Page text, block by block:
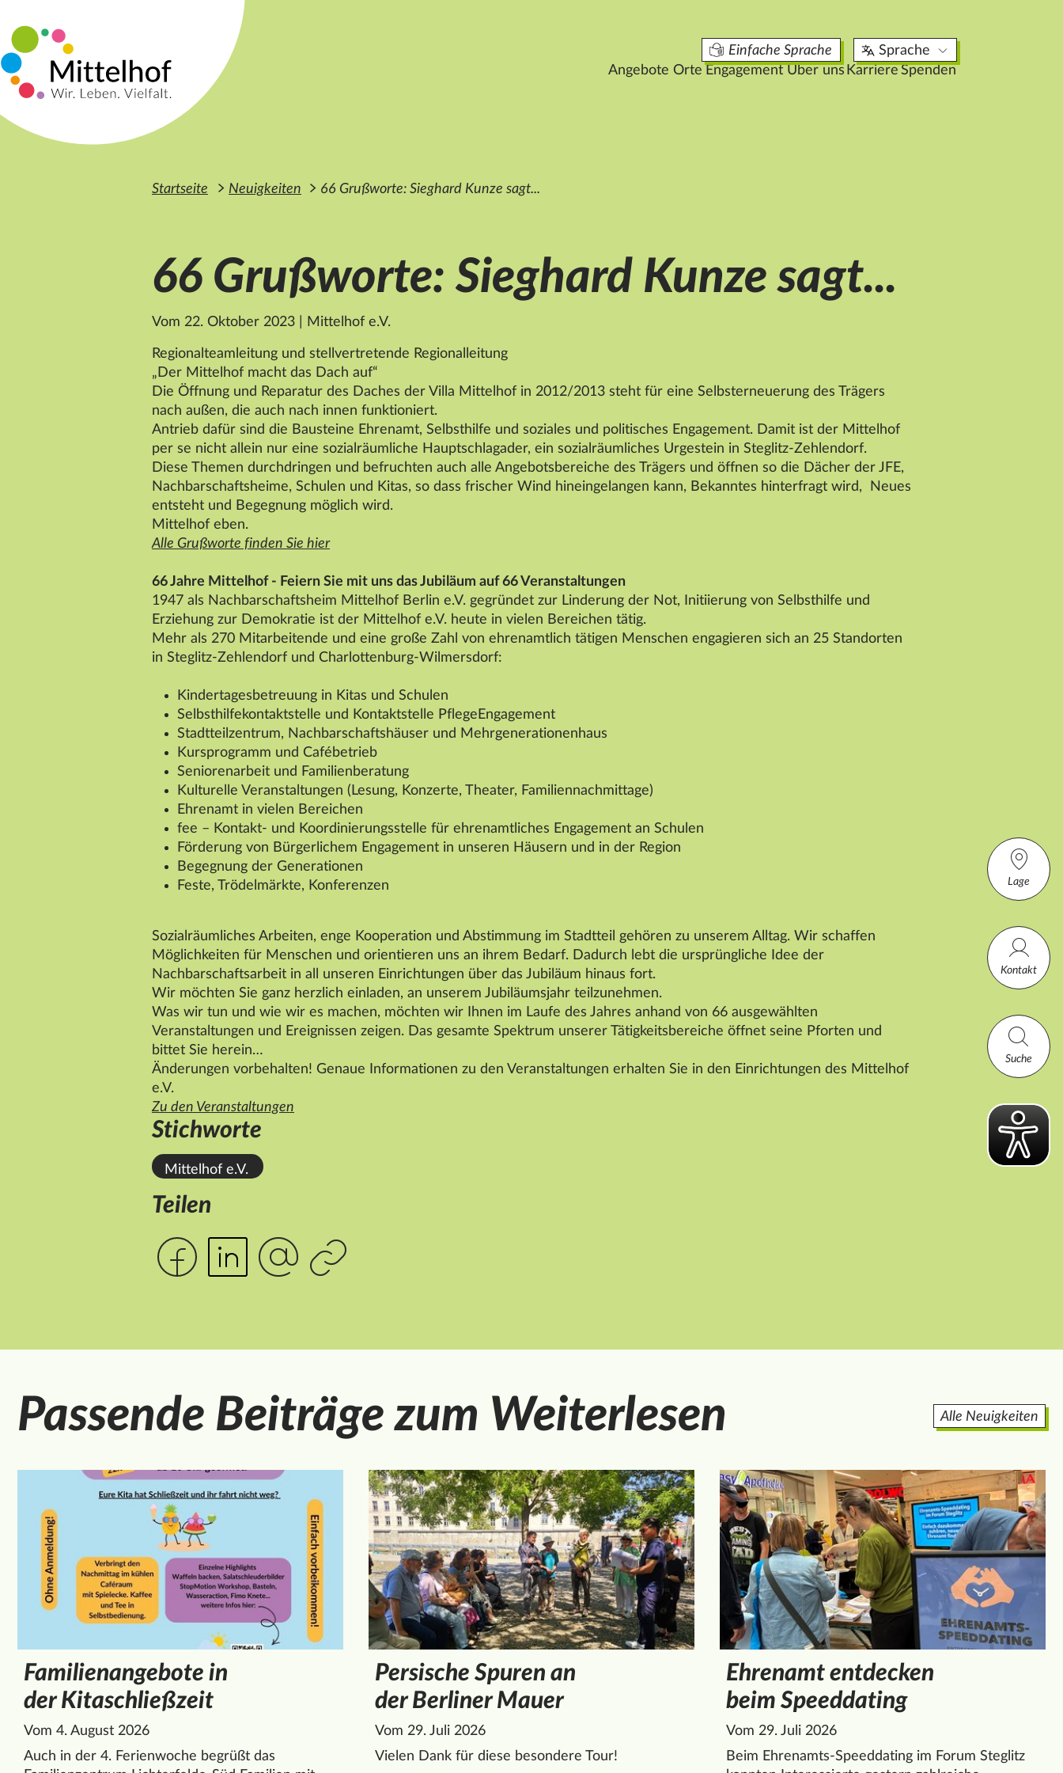
Einfache Sprache
Sprache
Angebote Orte Engagement Über uns Karriere
17 aktuelle Stellenangebote
Spenden
Lage
Kontakt
Suche
Startseite Neuigkeiten 66 Grußworte: Sieghard Kunze sagt...
66 Grußworte: Sieghard Kunze sagt...
Vom 22. Oktober 2023 Mittelhof e.V.
Regionalteamleitung und stellvertretende Regionalleitung
„Der Mittelhof macht das Dach auf“
Die Öffnung und Reparatur des Daches der Villa Mittelhof in 2012/2013 steht für eine Selbsterneuerung des Trägers
nach außen, die auch nach innen funktioniert.
Antrieb dafür sind die Bausteine Ehrenamt, Selbsthilfe und soziales und politisches Engagement. Damit ist der Mittelhof
per se nicht allein nur eine sozialräumliche Hauptschlagader, ein sozialräumliches Urgestein in Steglitz-Zehlendorf.
Diese Themen durchdringen und befruchten auch alle Angebotsbereiche des Trägers und öffnen so die Dächer der JFE,
Nachbarschaftsheime, Schulen und Kitas, so dass frischer Wind hineingelangen kann, Bekanntes hinterfragt wird, Neues
entsteht und Begegnung möglich wird.
Mittelhof eben.
Alle Grußworte finden Sie hier
66 Jahre Mittelhof- Feiern Sie mit uns das Jubiläum auf 66 Veranstaltungen
1947 als Nachbarschaftsheim Mittelhof Berlin e.V. gegründet zur Linderung der Not, Initiierung von Selbsthilfe und
Erziehung zur Demokratie ist der Mittelhof e.V. heute in vielen Bereichen tätig.
Mehr als 270 Mitarbeitende und eine große Zahl von ehrenamtlich tätigen Menschen engagieren sich an 25 Standorten
in Steglitz-Zehlendorf und Charlottenburg-Wilmersdorf:
Kindertagesbetreuung in Kitas und Schulen
Selbsthilfekontaktstelle und Kontaktstelle PflegeEngagement
Stadtteilzentrum, Nachbarschaftshäuser und Mehrgenerationenhaus
Kursprogramm und Cafébetrieb
Seniorenarbeit und Familienberatung
Kulturelle Veranstaltungen (Lesung, Konzerte, Theater, Familiennachmittage)
Ehrenamt in vielen Bereichen
fee – Kontakt- und Koordinierungsstelle für ehrenamtliches Engagement an Schulen
Förderung von Bürgerlichem Engagement in unseren Häusern und in der Region
Begegnung der Generationen
Feste, Trödelmärkte, Konferenzen
Sozialräumliches Arbeiten, enge Kooperation und Abstimmung im Stadtteil gehören zu unserem Alltag. Wir schaffen
Möglichkeiten für Menschen und orientieren uns an ihrem Bedarf. Dadurch lebt die ursprüngliche Idee der
Nachbarschaftsarbeit in all unseren Einrichtungen über das Jubiläum hinaus fort.
Wir möchten Sie ganz herzlich einladen, an unserem Jubiläumsjahr teilzunehmen.
Was wir tun und wie wir es machen, möchten wir Ihnen im Laufe des Jahres anhand von 66 ausgewählten
Veranstaltungen und Ereignissen zeigen. Das gesamte Spektrum unserer Tätigkeitsbereiche öffnet seine Pforten und
bittet Sie herein…
Änderungen vorbehalten! Genaue Informationen zu den Veranstaltungen erhalten Sie in den Einrichtungen des Mittelhof
e.V.
Zu den Veranstaltungen
Stichworte
Mittelhof e.V.
Teilen
Passende Beiträge zum Weiterlesen Alle Neuigkeiten
Familienangebote in
der Kitaschließzeit
Vom 4. August 2026
Auch in der 4. Ferienwoche begrüßt das
Persische Spuren an
der Berliner Mauer
Vom 29. Juli 2026
Vielen Dank für diese besondere Tour!
Ehrenamt entdecken
beim Speeddating
Vom 29. Juli 2026
Beim Ehrenamts-Speeddating im Forum Steglitz